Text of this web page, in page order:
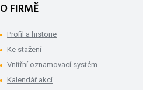
O FIRMĚ
Profil a historie
Ke stažení
Vnitřní oznamovací systém
Kalendář akcí